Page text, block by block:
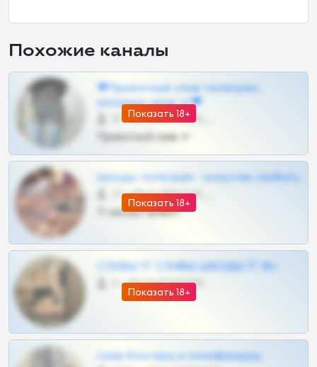
Похожие каналы
Показать 18+
❤Приватный слив телеграм,
шкодных шкур тг❤
57 •
Приватный слив тг
Показать 18+
Шкоды телеграм - искуство любить
27 •
Тг шкоды приват
Показать 18+
СЛИВЫ ТГ СЛИВЫ ШКОДЫ ТГ 18+
0 •
слив блогерш и онлифанщиц